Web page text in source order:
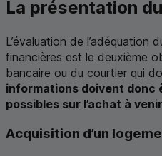
La présentation
L’évaluation de l’adéquation
financières est le deuxième
bancaire ou du courtier qui
informations doivent donc
possibles sur l’achat à
Acquisition d’un